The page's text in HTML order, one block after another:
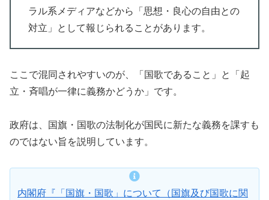
ラル系メディアなどから「思想・良心の自由との
対立」として報じられることがあります。
ここで混同されやすいのが、「国歌であること」と「起
立・斉唱が一律に義務かどうか」です。
政府は、国旗・国歌の法制化が国民に新たな義務を課すも
のではない旨を説明しています。
内閣府『「国旗・国歌」について（国旗及び国歌に関